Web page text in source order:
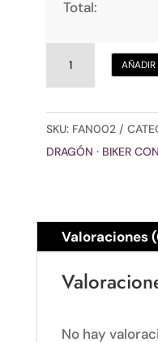
Total:
Lila
cantidad
SKU: FAN002
DRAGÓN · BIKER
Valoraciones
No hay